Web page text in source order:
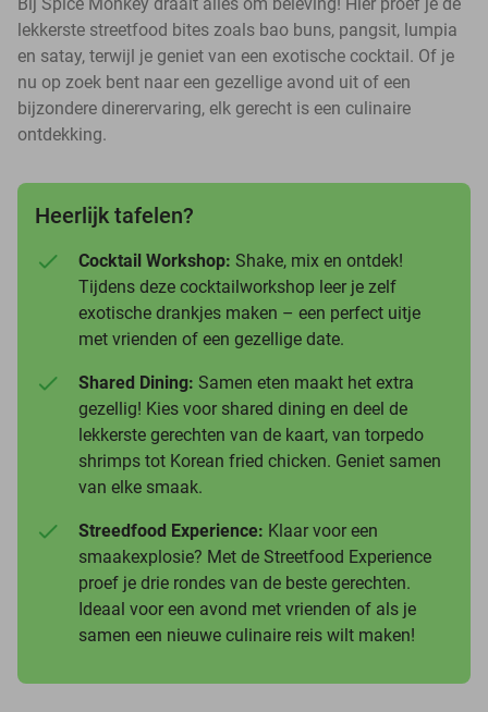
Bij Spice Monkey draait alles om beleving! Hier proef je de
lekkerste streetfood bites zoals bao buns, pangsit, lumpia
en satay, terwijl je geniet van een exotische cocktail. Of je
nu op zoek bent naar een gezellige avond uit of een
bijzondere dinerervaring, elk gerecht is een culinaire
ontdekking.
Heerlijk tafelen?
Cocktail Workshop: Shake, mix en ontdek!
Tijdens deze cocktailworkshop leer je zelf
exotische drankjes maken – een perfect uitje
met vrienden of een gezellige date.
Shared Dining: Samen eten maakt het extra
gezellig! Kies voor shared dining en deel de
lekkerste gerechten van de kaart, van torpedo
shrimps tot Korean fried chicken. Geniet samen
van elke smaak.
Streedfood Experience: Klaar voor een
smaakexplosie? Met de Streetfood Experience
proef je drie rondes van de beste gerechten.
Ideaal voor een avond met vrienden of als je
samen een nieuwe culinaire reis wilt maken!